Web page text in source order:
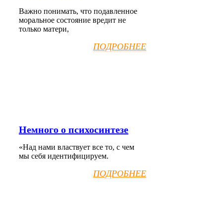
Важно понимать, что подавленное
моральное состояние вредит не
только матери,
ПОДРОБНЕЕ
Немного о психосинтезе
«Над нами властвует все то, с чем
мы себя идентифицируем.
ПОДРОБНЕЕ